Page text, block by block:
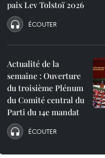
paix Lev Tolstoï 2026
ÉCOUTER
Actualité de la
semaine : Ouverture
du troisième Plénum
du Comité central du
Parti du 14e mandat
ÉCOUTER